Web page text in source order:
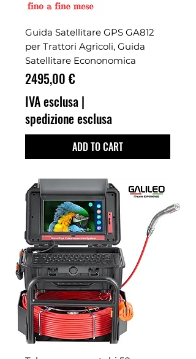
Guida Satellitare GPS GA812
per Trattori Agricoli, Guida
Satellitare Econonomica
Prezzo
2495,00 €
IVA esclusa |
spedizione esclusa
ADD TO CART